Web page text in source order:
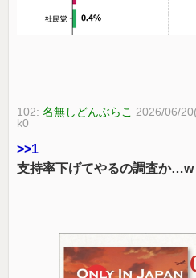
102:名無しどんぶらこ 2026/06/
k0
>>1
支持率下げてやるの調査か…w